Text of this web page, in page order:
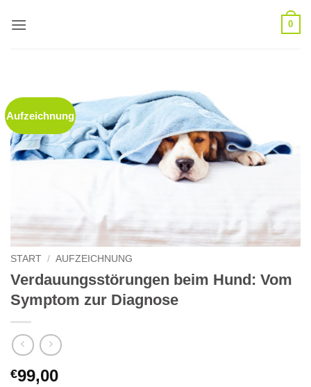
Inhalt
0
Aufzeichnung
START / AUFZEICHNUNG
Verdauungsstörungen beim Hund: Vom
Symptom zur Diagnose
€99,00